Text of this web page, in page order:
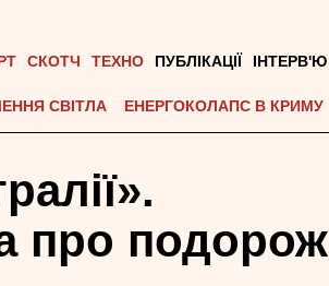
СКОТЧ ТЕХНО ПУБЛІКАЦІЇ ІНТЕРВ'Ю
СВІТЛА ЕНЕРГОКОЛАПС В КРИМУ
про подорож